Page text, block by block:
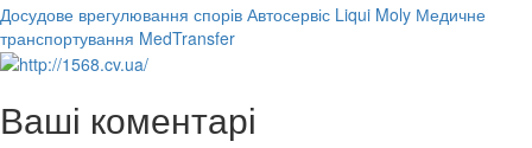
Досудове врегулювання спорів Автосервіс Liqui Moly Медичне
транспортування MedTransfer
Ваші коментарі